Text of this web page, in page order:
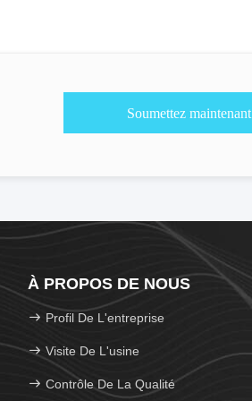
Soumettez maintenant
À PROPOS DE NOUS
Profil De L'entreprise
Visite De L'usine
Contrôle De La Qualité